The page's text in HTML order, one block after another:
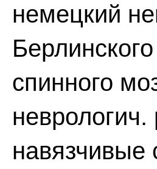
немецкий
спинного
навязчивые